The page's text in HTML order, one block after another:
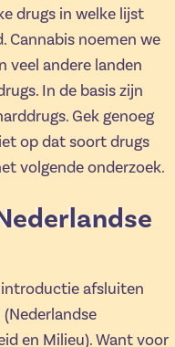
drugs in welke lijst
Cannabis noemen we
veel andere landen
In de basis zijn
Gek genoeg
op dat soort drugs
volgende onderzoek.
introductie afsluiten
en Milieu). Want voor